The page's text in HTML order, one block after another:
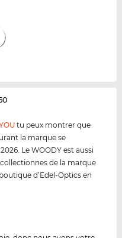
tu peux montrer que
la marque se
Le WOODY est aussi
de la marque
d’Edel-Optics en